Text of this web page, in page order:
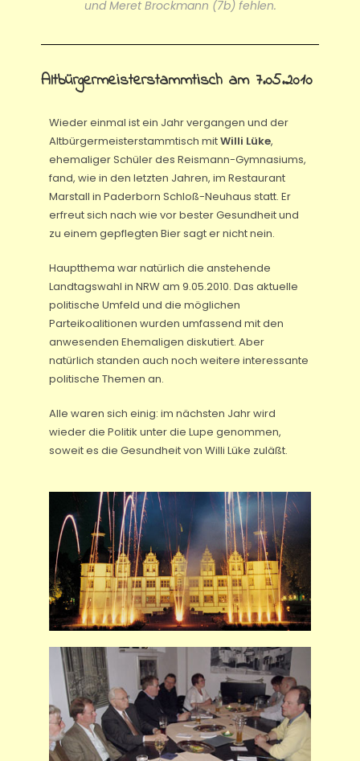
und Meret Brockmann (7b) fehlen.
Altbürgermeisterstammtisch am 7.05.2010
Wieder einmal ist ein Jahr vergangen und der
Altbürgermeisterstammtisch mitWilli Lüke,
ehemaliger Schüler des Reismann-Gymnasiums,
fand, wie in den letzten Jahren, im Restaurant
Marstall in Paderborn Schloß-Neuhaus statt. Er
erfreut sich nach wie vor bester Gesundheit und
zu einem gepflegten Bier sagt er nicht nein.
Hauptthema war natürlich die anstehende
Landtagswahl in NRW am 9.05.2010. Das aktuelle
politische Umfeld und die möglichen
Parteikoalitionen wurden umfassend mit den
anwesenden Ehemaligen diskutiert. Aber
natürlich standen auch noch weitere interessante
politische Themen an.
Alle waren sich einig: im nächsten Jahr wird
wieder die Politik unter die Lupe genommen,
soweit es die Gesundheit von Willi Lüke zuläßt.